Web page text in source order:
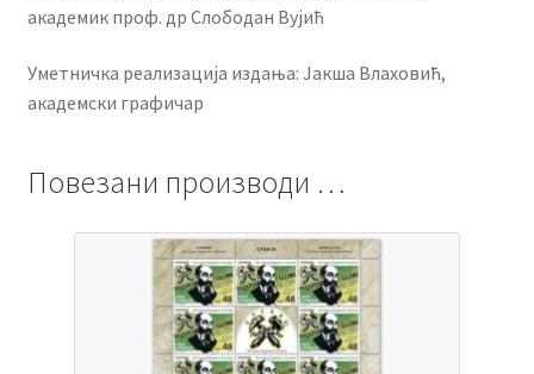
академик проф. др Слободан Вујић
Уметничка реализација издања: Јакша Влаховић,
академски графичар
Повезани производи …